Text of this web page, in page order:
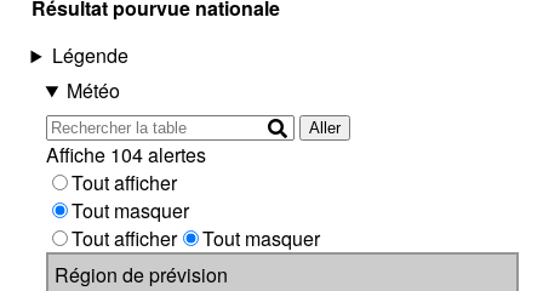
Résultat pourvue nationale
Légende
Météo
Aller
Affiche 104 alertes
Tout afficher
Tout masquer
Tout afficher
Tout masquer
Région de prévision